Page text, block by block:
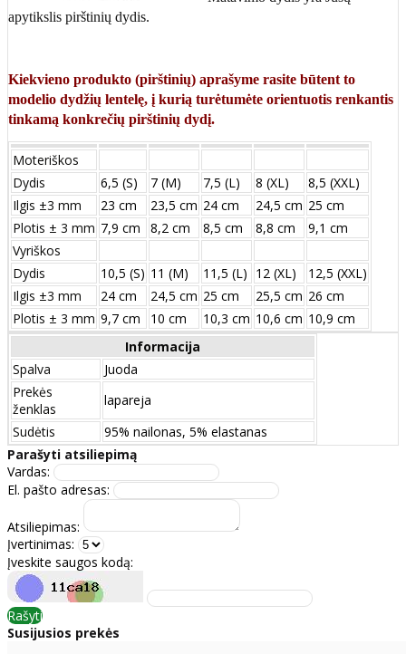
apytikslis pirštinių dydis.
Kiekvieno produkto (pirštinių) aprašyme rasite būtent to
modelio dydžių lentelę, į kurią turėtumėte orientuotis renkantis
tinkamą konkrečių pirštinių dydį.
Moteriškos
Dydis
6,5 (S) 7 (M) 7,5 (L) 8 (XL)
8,5 (XXL)
Ilgis ±3 mm
23 cm 23,5 cm 24 cm 24,5 cm 25 cm
Plotis ± 3 mm 7,9 cm 8,2 cm 8,5 cm 8,8 cm
9,1 cm
Vyriškos
Dydis
10,5 (S) 11 (M) 11,5 (L) 12 (XL)
12,5 (XXL)
Ilgis ±3 mm
24 сm 24,5 сm 25 сm 25,5 сm 26 сm
Plotis ± 3 mm 9,7 сm 10 сm 10,3 сm 10,6 сm 10,9 сm
Informacija
Spalva
Juoda
Prekės
ženklas
lapareja
Sudėtis
95% nailonas, 5% elastanas
Parašyti atsiliepimą
Vardas:
El. pašto adresas:
Atsiliepimas:
Įvertinimas:
Įveskite saugos kodą:
Rašyti
Susijusios prekės